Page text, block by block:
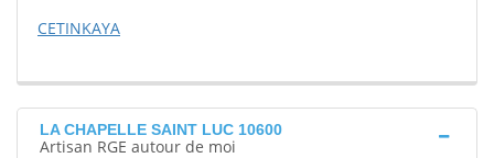
CETINKAYA
LA CHAPELLE SAINT LUC 10600
Artisan RGE autour de moi